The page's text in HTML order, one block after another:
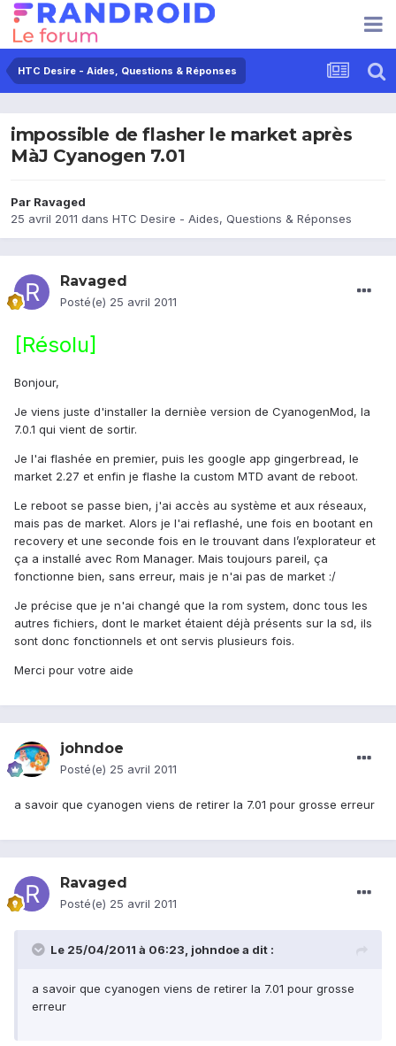
HTC Desire - Aides, Questions & Réponses
impossible de flasher le market après
MàJ Cyanogen 7.01
Par Ravaged
25 avril 2011 dans HTC Desire - Aides, Questions & Réponses
Ravaged
Posté(e) 25 avril 2011
[Résolu]
Bonjour,
Je viens juste d'installer la dernièe version de CyanogenMod, la
7.0.1 qui vient de sortir.
Je l'ai flashée en premier, puis les google app gingerbread, le
market 2.27 et enfin je flashe la custom MTD avant de reboot.
Le reboot se passe bien, j'ai accès au système et aux réseaux,
mais pas de market. Alors je l'ai reflashé, une fois en bootant en
recovery et une seconde fois en le trouvant dans l’explorateur et
ça a installé avec Rom Manager. Mais toujours pareil, ça
fonctionne bien, sans erreur, mais je n'ai pas de market :/
Je précise que je n'ai changé que la rom system, donc tous les
autres fichiers, dont le market étaient déjà présents sur la sd, ils
sont donc fonctionnels et ont servis plusieurs fois.
Merci pour votre aide
johndoe
Posté(e) 25 avril 2011
a savoir que cyanogen viens de retirer la 7.01 pour grosse erreur
Ravaged
Posté(e) 25 avril 2011
Le 25/04/2011 à 06:23, johndoe a dit :
a savoir que cyanogen viens de retirer la 7.01 pour grosse
erreur